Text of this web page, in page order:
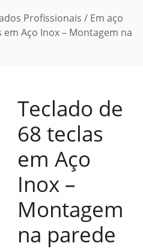
Profissionais / Em aço
Aço Inox – Montagem na
Teclado de
68 teclas
em Aço
Inox –
Montagem
na parede